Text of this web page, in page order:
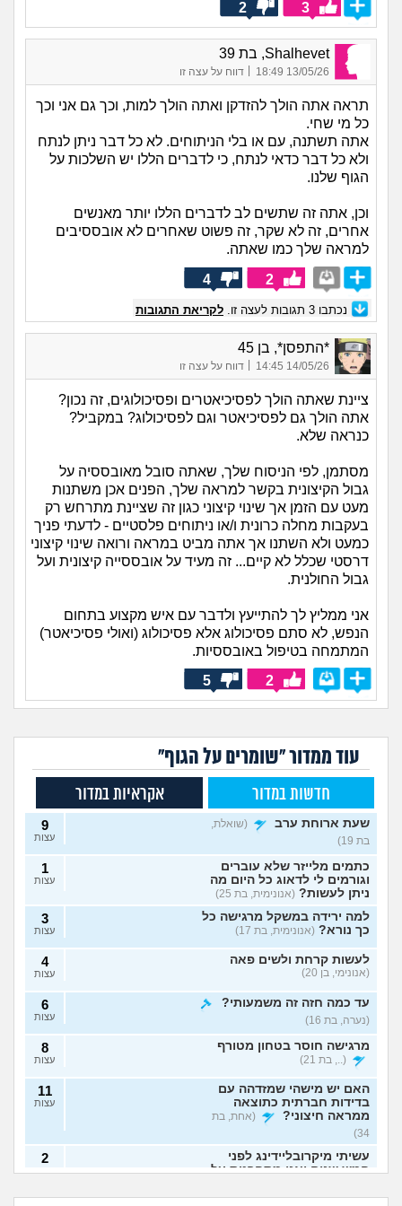
3
2
Shalhevet, בת 39
13/05/26 18:49 דווח על עצה זו
תראה אתה הולך להזדקן ואתה הולך למות, וכך גם אני וכך
כל מי שחי.
אתה תשתנה, עם או בלי הניתוחים. לא כל דבר ניתן לנתח
ולא כל דבר כדאי לנתח, כי לדברים הללו יש השלכות על
הגוף שלנו.
וכן, אתה זה שתשים לב לדברים הללו יותר מאנשים
אחרים, זה לא שקר, זה פשוט שאחרים לא אובססיבים
למראה שלך כמו שאתה.
2
4
נכתבו 3 תגובות לעצה זו. לקריאת התגובות
*התפסן*, בן 45
14/05/26 14:45
| דווח על עצה זו
ציינת שאתה הולך לפסיכיאטרים ופסיכולוגים, זה נכון?
אתה הולך גם לפסיכיאטר וגם לפסיכולוג? במקביל?
כנראה שלא.
מסתמן, לפי הניסוח שלך, שאתה סובל מאובססיה על
גבול הקיצונית בקשר למראה שלך, הפנים אכן משתנות
מעט עם הזמן אך שינוי קיצוני כגון זה שציינת מתרחש רק
בעקבות מחלה כרונית ו/או ניתוחים פלסטיים - לדעתי פניך
כמעט ולא השתנו אך אתה מביט במראה ורואה שינוי קיצוני
דרסטי שכלל לא קיים... זה מעיד על אובססייה קיצונית ועל
גבול החולנית.
אני ממליץ לך להתייעץ ולדבר עם איש מקצוע בתחום
הנפש, לא סתם פסיכולוג אלא פסיכולוג (ואולי פסיכיאטר)
המתמחה בטיפול באובססיות.
2
5
עוד ממדור "שומרים על הגוף"
חדשות במדור אקראיות במדור
שעת ארוחת ערב
(שואלת,
בת 19)
9
עצות
כתמים מלייזר שלא עוברים
וגורמים לי לדאוג כל היום מה
ניתן לעשות? (אנונימית, בת 25)
1
עצות
למה ירידה במשקל מרגישה כל
כך נורא? (אנונימית, בת 17)
3
עצות
לעשות קרחת ולשים פאה
(אנונימי, בן 20)
4
עצות
עד כמה חזה זה משמעותי?
(נערה, בת 16)
6
עצות
מרגישה חוסר בטחון מטורף
(.., בת 21)
8
עצות
האם יש מישהי שמזדהה עם
בדידות חברתית כתוצאה
ממראה חיצוני?
(אחת, בת
34)
11
עצות
עשיתי מיקרובליידינג לפני
חמש שנים ואני מתחרטת על
2
יש לי כינים וזה לא
יכולה לנסות?
השמנתי 30 קילו, איך
שזה המשקל שלי
אחרי שעשיתי את
הליקס בצד ימין - זה